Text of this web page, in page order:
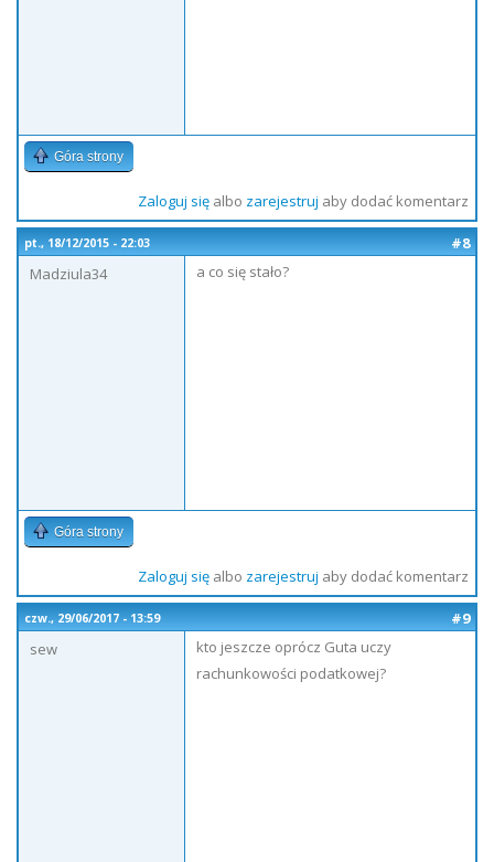
Góra strony
Zaloguj sięalbo zarejestruj aby dodać komentarz
pt., 18/12/2015 - 22:03
#8
Madziula34
a co się stało?
Góra strony
Zaloguj sięalbo zarejestruj aby dodać komentarz
czw., 29/06/2017 - 13:59
#9
sew
kto jeszcze oprócz Guta uczy
rachunkowości podatkowej?